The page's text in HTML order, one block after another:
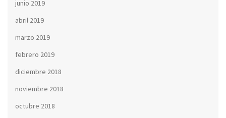
junio 2019
abril 2019
marzo 2019
febrero 2019
diciembre 2018
noviembre 2018
octubre 2018